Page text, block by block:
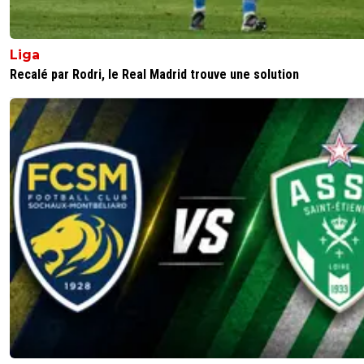
Surtout le foot actuel, ou c'est chacun sa
dans la plupart des équipes , c'est quoi ce
valdo
Je pense que l'altruisme et le sens du sacrifice
savoir de faire les efforts pr l'équipe n'a rien à
avec le monde des bisounours. Ousmane (et
pas gagné) en est le parfait exemple !!!! Fin du
0 + Répondre
titeuf42 14 juin 2026 à 00:19 414
Oui Messi est l'un des spécialistes des replis
sans doute ? Si demain Mbappé comme
l'Argentine en finale de la dernière Coupe du
met 3 buts sans replis défensifs, ça me va
Il y a quelques joueurs qui sont des exceptions
n'ont pas vocation à faire le travail défensif. Il
l'accepter parce qu'ils sont différents et
Liga
Recalé par Rodri, le Real Madrid trouve une solution